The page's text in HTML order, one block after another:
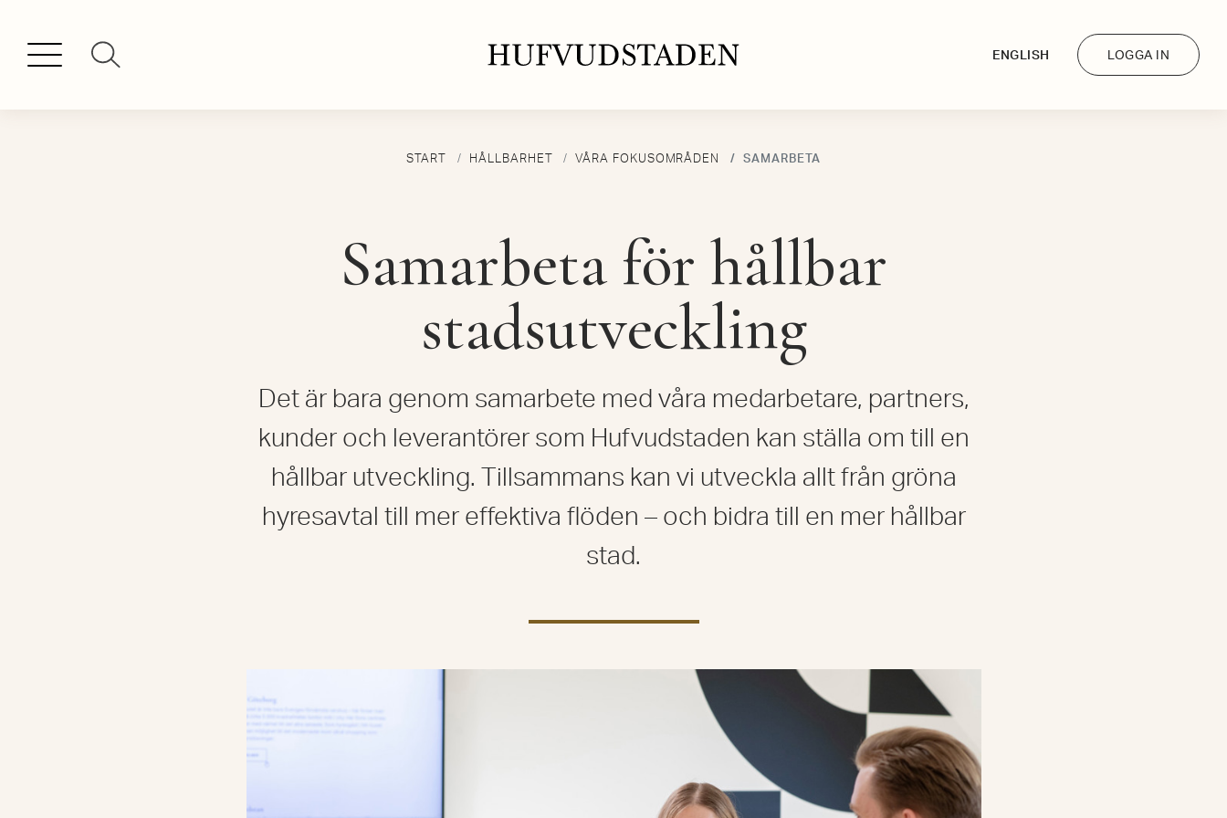
ENGLISH LOGGA IN
START HÅLLBARHET VÅRA FOKUSOMRÅDEN SAMARBETA
Samarbeta för hållbar
stadsutveckling
Det är bara genom samarbete med våra medarbetare, partners,
kunder och leverantörer som Hufvudstaden kan ställa om till en
hållbar utveckling. Tillsammans kan vi utveckla allt från gröna
hyresavtal till mer effektiva flöden – och bidra till en mer hållbar
stad.